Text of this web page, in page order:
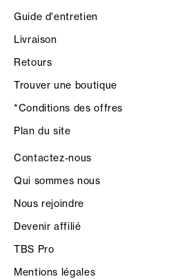
Guide d'entretien
Livraison
Retours
Trouver une boutique
*Conditions des offres
Plan du site
Contactez-nous
Qui sommes nous
Nous rejoindre
Devenir affilié
TBS Pro
Mentions légales